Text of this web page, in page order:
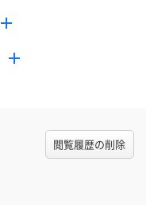
閲覧履歴の削除